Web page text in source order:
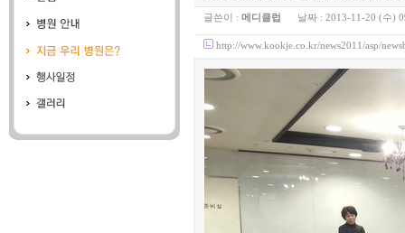
글쓴이 : 메디클럽 날짜 : 2013-11-20 (수)
http://www.kookje.co.kr/news2011/asp/